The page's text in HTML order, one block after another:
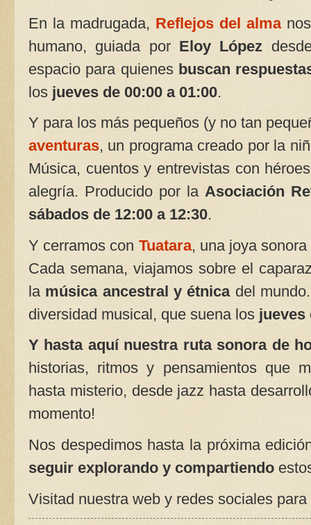
En la madrugada, Reflejos del almanos
humano, guiada por Eloy López
espacio para quienes buscan
los jueves de 00:00 a 01:00.
Y para los más pequeños (y no tan
aventuras, un programa creado por la
Música, cuentos y entrevistas con
alegría. Producido por la Asociación
sábados de 12:00 a 12:30.
Y cerramos con Tuatara, una joya
Cada semana, viajamos sobre el
la música ancestral y étnicadel
diversidad musical, que suena los jueves
Y hasta aquí nuestra ruta sonora de
historias, ritmos y pensamientos que
hasta misterio, desde jazz hasta
momento!
Nos despedimos hasta la próxima
seguir explorando y compartiendo
Visitad nuestra web y redes sociales